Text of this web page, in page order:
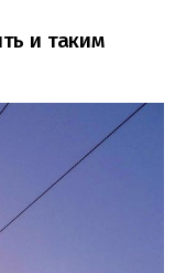
и таким